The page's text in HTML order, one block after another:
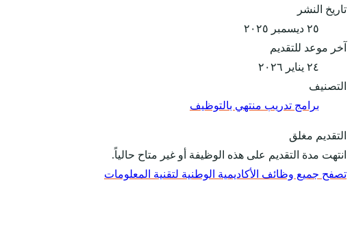
تاريخ النشر
٢٥ ديسمبر ٢٠٢٥
آخر موعد للتقديم
٢٤ يناير ٢٠٢٦
التصنيف
برامج تدريب منتهي بالتوظيف
التقديم مغلق
انتهت مدة التقديم على هذه الوظيفة أو غير متاح حالياً.
تصفح جميع وظائف الأكاديمية الوطنية لتقنية المعلومات